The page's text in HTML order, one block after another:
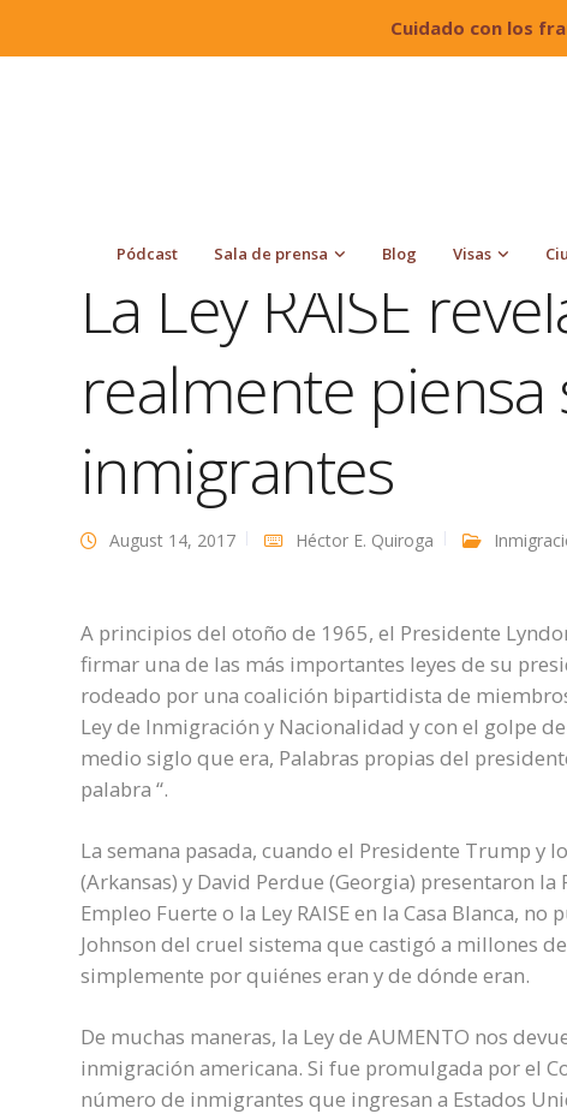
Cuidado con los
Pódcast Sala de prensa Blog Visas
inmigrantes
La Ley RAISE
realmente
inmigrantes
August 14, 2017 Héctor E. Quiroga
A principios del otoño de 1965, el Presidente
firmar una de las más importantes leyes de su
rodeado por una coalición bipartidista de
Ley de Inmigración y Nacionalidad y con el golpe
medio siglo que era, Palabras propias del
palabra “.
La semana pasada, cuando el Presidente Trump y
(Arkansas) y David Perdue (Georgia) presentaron
Empleo Fuerte o la Ley RAISE en la Casa Blanca,
Johnson del cruel sistema que castigó a millones
simplemente por quiénes eran y de dónde eran.
De muchas maneras, la Ley de AUMENTO nos
inmigración americana. Si fue promulgada por el
número de inmigrantes que ingresan a Estados